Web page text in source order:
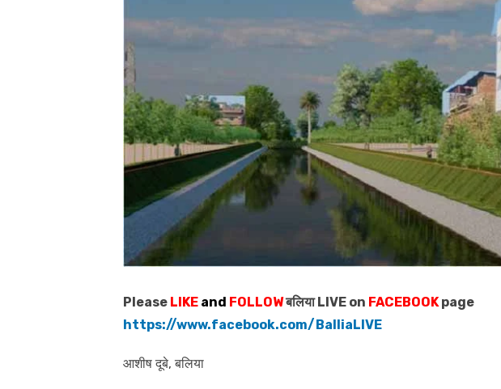
Please LIKE and FOLLOWबलिया LIVE on FACEBOOK page
https://www.facebook.com/BalliaLIVE
आशीष दूबे, बलिया